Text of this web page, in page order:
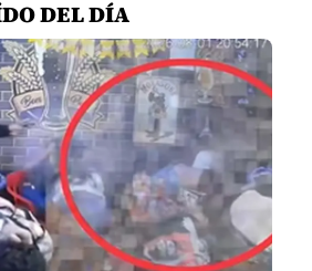
DEL DÍA